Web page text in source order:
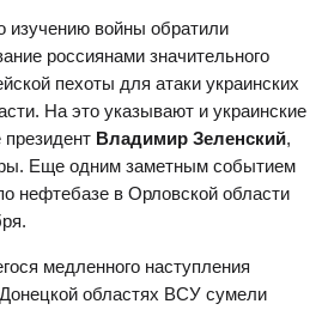
изучению войны обратили
россиянами значительного
пехоты для атаки украинских
На это указывают и украинские
президент Владимир Зеленский,
Еще одним заметным событием
нефтебазе в Орловской области
медленного наступления
областях ВСУ сумели